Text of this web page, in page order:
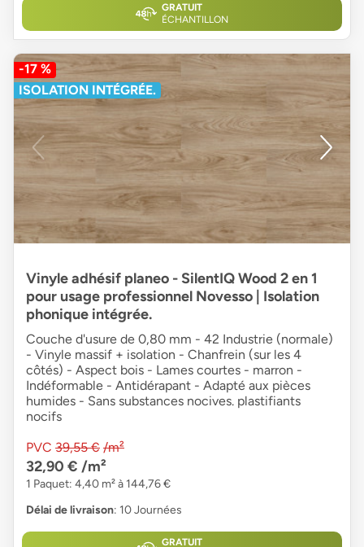
GRATUIT
ÉCHANTILLON
-17 %
ISOLATION INTÉGRÉE.
Vinyle adhésif planeo - SilentIQ Wood 2 en 1
pour usage professionnel Novesso | Isolation
phonique intégrée.
Couche d'usure de 0,80 mm - 42 Industrie (normale)
- Vinyle massif + isolation - Chanfrein (sur les 4
côtés) - Aspect bois - Lames courtes - marron -
Indéformable - Antidérapant - Adapté aux pièces
humides - Sans substances nocives. plastifiants
nocifs
PVC 39,55 € /m²
32,90 € /m²
1 Paquet: 4,40 m² à 144,76 €
Délai de livraison: 10 Journées
GRATUIT